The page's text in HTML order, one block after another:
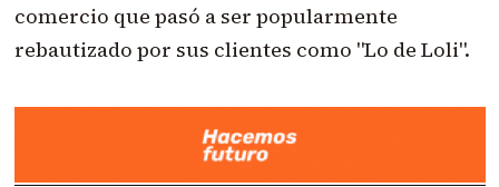
comercio que pasó a ser popularmente
rebautizado por sus clientes como "Lo de Loli".